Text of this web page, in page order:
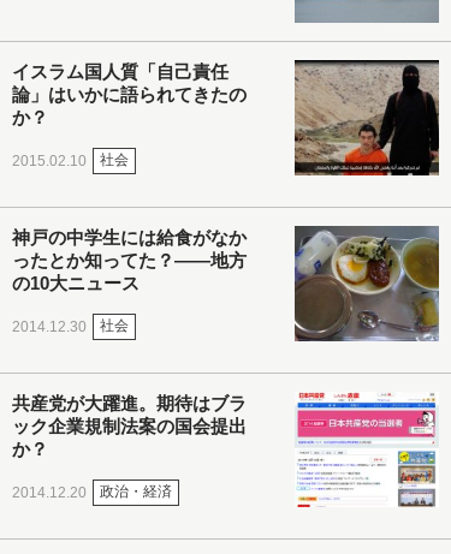
イスラム国人質「自己責任
論」はいかに語られてきたの
か？
2015.02.10 社会
神戸の中学生には給食がなか
ったとか知ってた？――地方
の10大ニュース
2014.12.30 社会
共産党が大躍進。期待はブラ
ック企業規制法案の国会提出
か？
2014.12.20 政治・経済